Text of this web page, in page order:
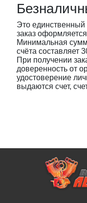
Это единственный
заказ
Минимальная
счёта составляет
При получении
доверенность от
удостоверение
выдаются счет,